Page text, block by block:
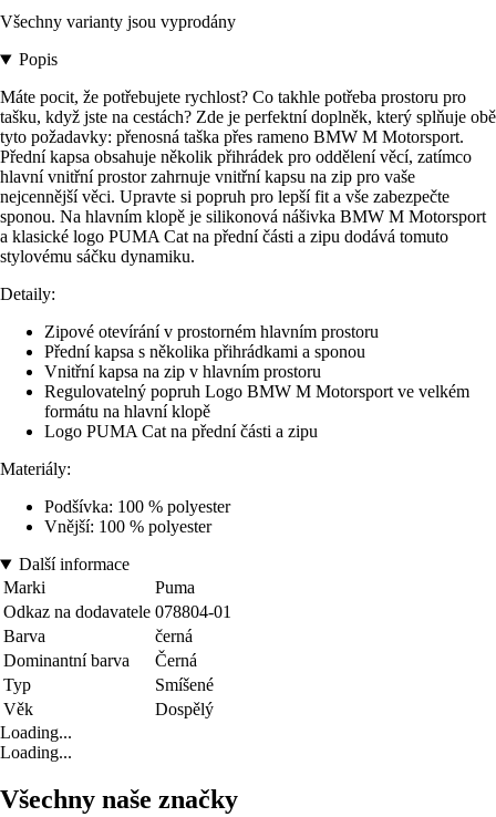
Všechny varianty jsou vyprodány
Popis
Máte pocit, že potřebujete rychlost? Co takhle potřeba prostoru pro
tašku, když jste na cestách? Zde je perfektní doplněk, který splňuje obě
tyto požadavky: přenosná taška přes rameno BMW M Motorsport.
Přední kapsa obsahuje několik přihrádek pro oddělení věcí, zatímco
hlavní vnitřní prostor zahrnuje vnitřní kapsu na zip pro vaše
nejcennější věci. Upravte si popruh pro lepší fit a vše zabezpečte
sponou. Na hlavním klopě je silikonová nášivka BMW M Motorsport
a klasické logo PUMA Cat na přední části a zipu dodává tomuto
stylovému sáčku dynamiku.
Detaily:
Zipové otevírání v prostorném hlavním prostoru
Přední kapsa s několika přihrádkami a sponou
Vnitřní kapsa na zip v hlavním prostoru
Regulovatelný popruh Logo BMW M Motorsport ve velkém
formátu na hlavní klopě
Logo PUMA Cat na přední části a zipu
Materiály:
Podšívka: 100 % polyester
Vnější: 100 % polyester
Další informace
Marki
Puma
Odkaz na dodavatele 078804-01
Barva
černá
Dominantní barva
Černá
Typ
Smíšené
Věk
Dospělý
Loading...
Loading...
Všechny naše značky